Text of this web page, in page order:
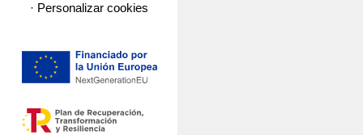
· Personalizar cookies